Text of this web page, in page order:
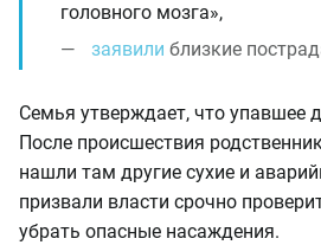
головного мозга»,
заявили близкие
Семья утверждает, что упавшее
После происшествия
нашли там другие сухие и
призвали власти срочно
убрать опасные насаждения.